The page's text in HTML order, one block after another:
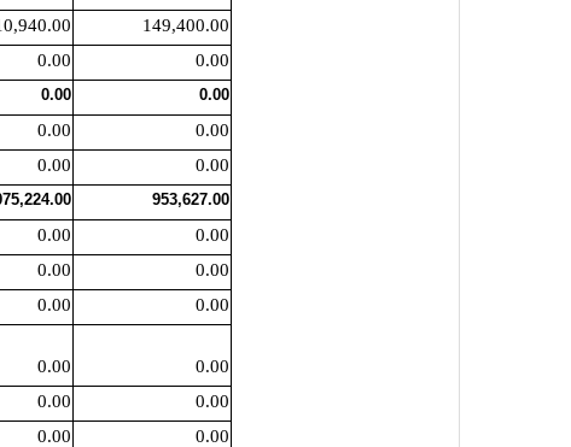
149,400.00
0.00 0.00
0.00 0.00
0.00
0.00
0.00 0.00
953,627.00
0.00
0.00
0.00
0.00
0.00
0.00
0.00
0.00
0.00
0.00
0.00
0.00